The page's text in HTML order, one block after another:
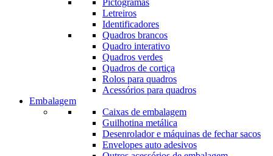
Pictogramas
Letreiros
Identificadores
Quadros brancos
Quadro interativo
Quadros verdes
Quadros de cortiça
Rolos para quadros
Acessórios para quadros
Embalagem
Caixas de embalagem
Guilhotina metálica
Desenrolador e máquinas de fechar sacos
Envelopes auto adesivos